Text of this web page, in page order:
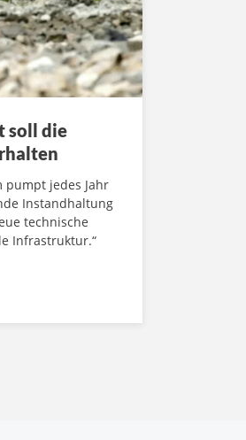
soll die
jedes Jahr
Instandhaltung
technische
Infrastruktur.“